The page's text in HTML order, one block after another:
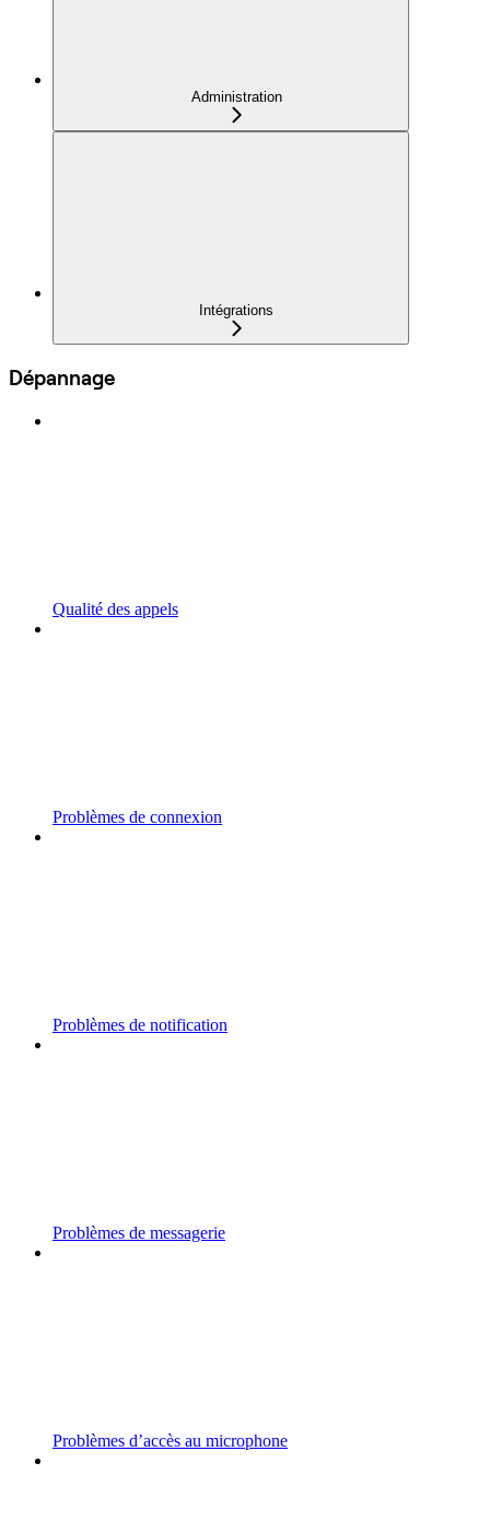
Administration
Intégrations
Dépannage
Qualité des appels
Problèmes de connexion
Problèmes de notification
Problèmes de messagerie
Problèmes d’accès au microphone